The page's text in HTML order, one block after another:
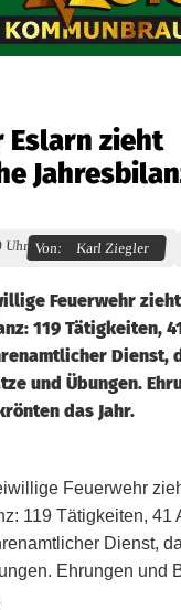
Eslarn zieht
Uhr Von: Karl Ziegler
Feuerwehr
119 Tätigkeiten,
Dienst,
und Übungen.
das Jahr.